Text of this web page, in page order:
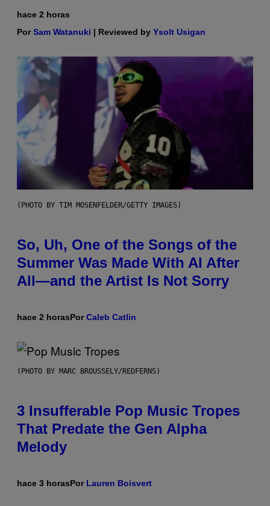
hace 2 horas
PorSam Watanuki | Reviewed by Ysolt Usigan
(PHOTO BY TIM MOSENFELDER/GETTY IMAGES)
So, Uh, One of the Songs of the
Summer Was Made With AI After
All—and the Artist Is Not Sorry
hace 2 horasPorCaleb Catlin
(PHOTO BY MARC BROUSSELY/REDFERNS)
3 Insufferable Pop Music Tropes
That Predate the Gen Alpha
Melody
hace 3 horasPor Lauren Boisvert